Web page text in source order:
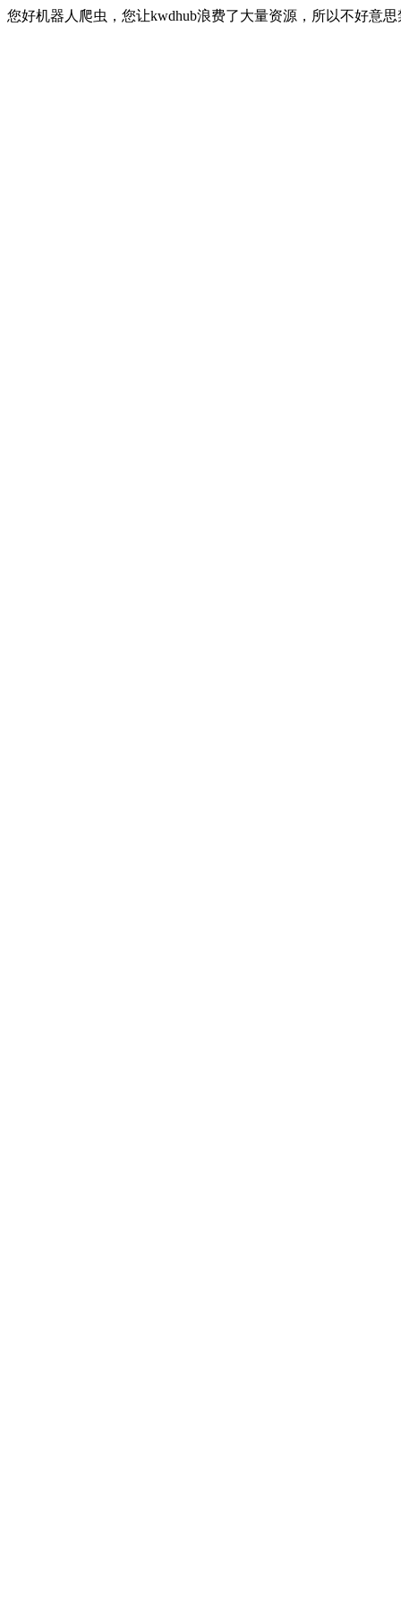
您好机器人爬虫，您让kwdhub浪费了大量资源，所以不好意